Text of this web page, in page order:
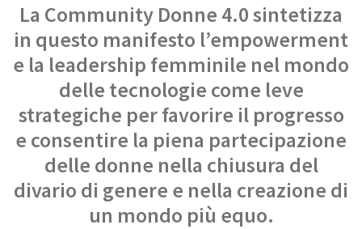
La Community Donne 4.0 sintetizza
in questo manifesto l’empowerment
e la leadership femminile nel mondo
delle tecnologie come leve
strategiche per favorire il progresso
e consentire la piena partecipazione
delle donne nella chiusura del
divario di genere e nella creazione di
un mondo più equo.